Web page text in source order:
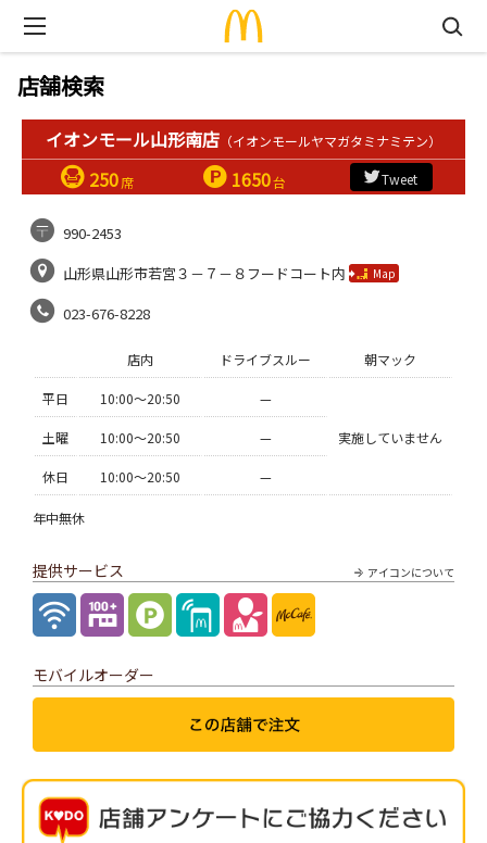
店舗検索
イオンモール山形南店 （イオンモールヤマガタミナミテン）
250 席 1650台 Tweet
990-2453
山形県山形市若宮３－７－８フードコート内
Map
023-676-8228
店内 ドライブスルー 朝マック
平日 10:00〜20:50 —
実施していません
土曜 10:00〜20:50 —
休日 10:00〜20:50 —
年中無休
アイコンについて
提供サービス
モバイルオーダー